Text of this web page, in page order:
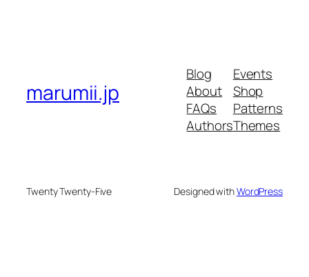
marumii.jp
Blog
About
FAQs
Authors
Events
Shop
Patterns
Themes
Twenty Twenty-Five Designed withWordPress